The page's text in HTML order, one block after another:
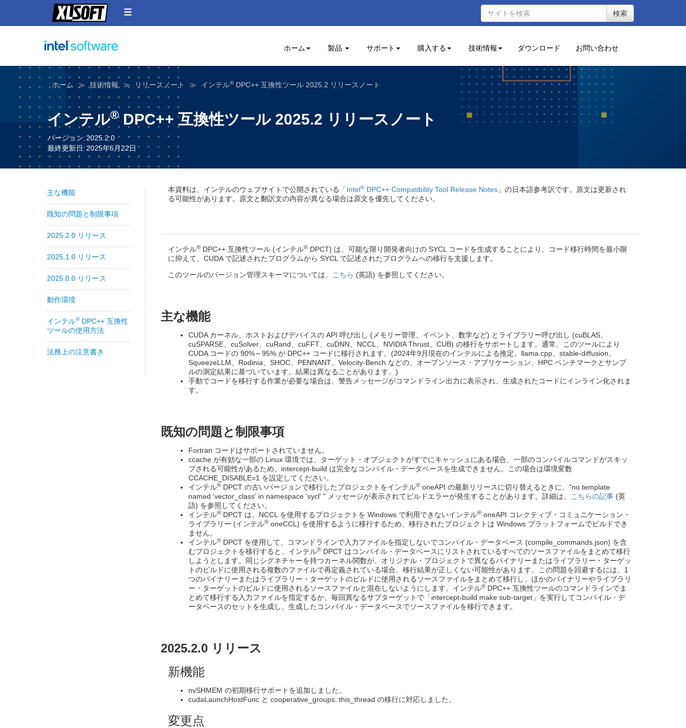
検索
ホーム 製品 サポート 購入する 技術情報 ダウンロード お問い合わせ
ホーム 技術情報 リリースノート インテル® DPC++ 互換性ツール 2025.2 リリースノート
インテル®DPC++ 互換性ツール 2025.2 リリースノート
バージョン: 2025.2.0
最終更新日: 2025年6月22日
主な機能
既知の問題と制限事項
2025.2.0 リリース
2025.1.0 リリース
2025.0.0 リリース
動作環境
インテル® DPC++ 互換性
ツールの使用方法
法務上の注意書き
本資料は、インテルのウェブサイトで公開されている「Intel® DPC++ Compatibility Tool Release Notes 」の日本語参考訳です。原文は更新され
る可能性があります。原文と翻訳文の内容が異なる場合は原文を優先してください。
インテル® DPC++ 互換性ツール (インテル® DPCT) は、可能な限り開発者向けの SYCL コードを生成することにより、コード移行時間を最小限
に抑えて、CUDA で記述されたプログラムから SYCL で記述されたプログラムへの移行を支援します。
このツールのバージョン管理スキーマについては、
こちら (英語) を参照してください。
主な機能
CUDA カーネル、ホストおよびデバイスの API 呼び出し (メモリー管理、イベント、数学など) とライブラリー呼び出し (cuBLAS、
cuSPARSE、cuSolver、cuRand、cuFFT、cuDNN、NCCL、NVIDIA Thrust、CUB) の移行をサポートします。通常、このツールにより
CUDA コードの 90%～95% が DPC++ コードに移行されます。(2024年9月現在のインテルによる推定。llama.cpp、stable-diffusion、
SqueezeLLM、Rodinia、SHOC、PENNANT、Velocity-Bench などの、オープンソース・アプリケーション、HPC ベンチマークとサンプ
ルの測定結果に基づいています。結果は異なることがあります。)
手動でコードを移行する作業が必要な場合は、警告メッセージがコマンドライン出力に表示され、生成されたコードにインライン化されま
す。
既知の問題と制限事項
Fortran コードはサポートされていません。
ccache が有効な一部の Linux 環境では、ターゲット・オブジェクトがすでにキャッシュにある場合、一部のコンパイルコマンドがスキッ
プされる可能性があるため、intercept-build は完全なコンパイル・データベースを生成できません。この場合は環境変数
CCACHE_DISABLE=1 を設定してください。
インテル® DPCT の古いバージョンで移行したプロジェクトをインテル® oneAPI の最新リリースに切り替えるときに、"no template
named 'vector_class' in namespace 'sycl' " メッセージが表示されてビルドエラーが発生することがあります。詳細は、
こちらの記事 (英
語) を参照してください。
インテル® DPCT は、NCCL を使用するプロジェクトを Windows で利用できないインテル® oneAPI コレクティブ・コミュニケーション・
ライブラリー (インテル® oneCCL) を使用するように移行するため、移行されたプロジェクトは Windows プラットフォームでビルドでき
ません。
インテル® DPCT を使用して、コマンドラインで入力ファイルを指定しないでコンパイル・データベース (compile_commands.json) を含
むプロジェクトを移行すると、インテル® DPCT はコンパイル・データベースにリストされているすべてのソースファイルをまとめて移行
しようとします。同じシグネチャーを持つカーネル関数が、オリジナル・プロジェクトで異なるバイナリーまたはライブラリー・ターゲッ
トのビルドに使用される複数のファイルで再定義されている場合、移行結果が正しくない可能性があります。この問題を回避するには、1
つのバイナリーまたはライブラリー・ターゲットのビルドに使用されるソースファイルをまとめて移行し、ほかのバイナリーやライブラリ
ー・ターゲットのビルドに使用されるソースファイルと混在しないようにします。インテル® DPC++ 互換性ツールのコマンドラインでま
とめて移行する入力ファイルを指定するか、毎回異なるサブターゲットで「intercept-build make sub-target」を実行してコンパイル・デ
ータベースのセットを生成し、生成したコンパイル・データベースでソースファイルを移行できます。
2025.2.0 リリース
新機能
nvSHMEM の初期移行サポートを追加しました。
cudaLaunchHostFunc と cooperative_groups::this_thread の移行に対応しました。
変更点